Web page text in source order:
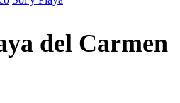
del Carmen